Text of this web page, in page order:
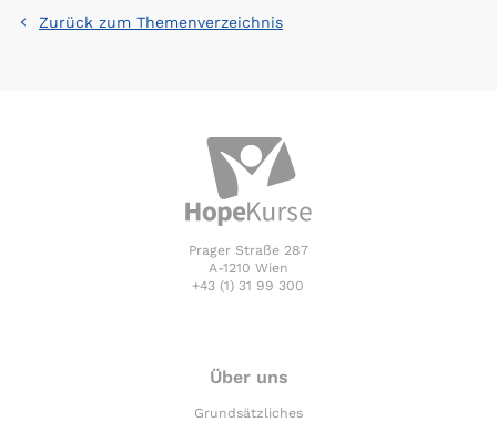
Zurück zum Themenverzeichnis
Prager Straße 287
A-1210 Wien
+43 (1) 31 99 300
Über uns
Grundsätzliches